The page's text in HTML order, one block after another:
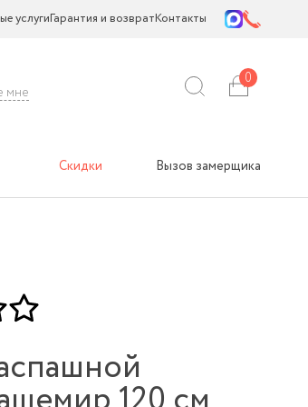
услугиГарантия и возвратКонтакты
мне
0
Скидки Вызов замерщика